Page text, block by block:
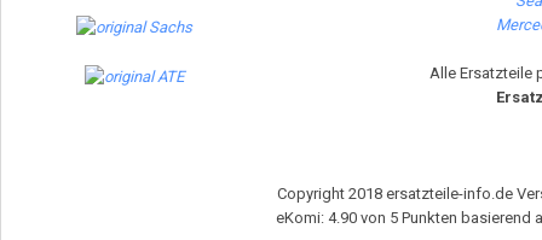
Alle Ersatzteile
Copyright 2018 ersatzteile-info.de
eKomi: 4.90 von 5 Punkten basierend